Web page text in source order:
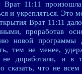
Врат 11:11
и укрепляться. Это
Врат 11:11
проработав
новой
тем не менее,
доработали, и в
что не